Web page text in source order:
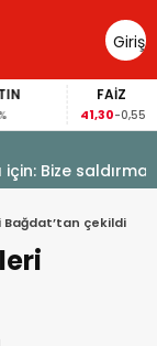
Giriş
Yap
FAİZ
41,30-0,55%
Bağdat’tan çekildi